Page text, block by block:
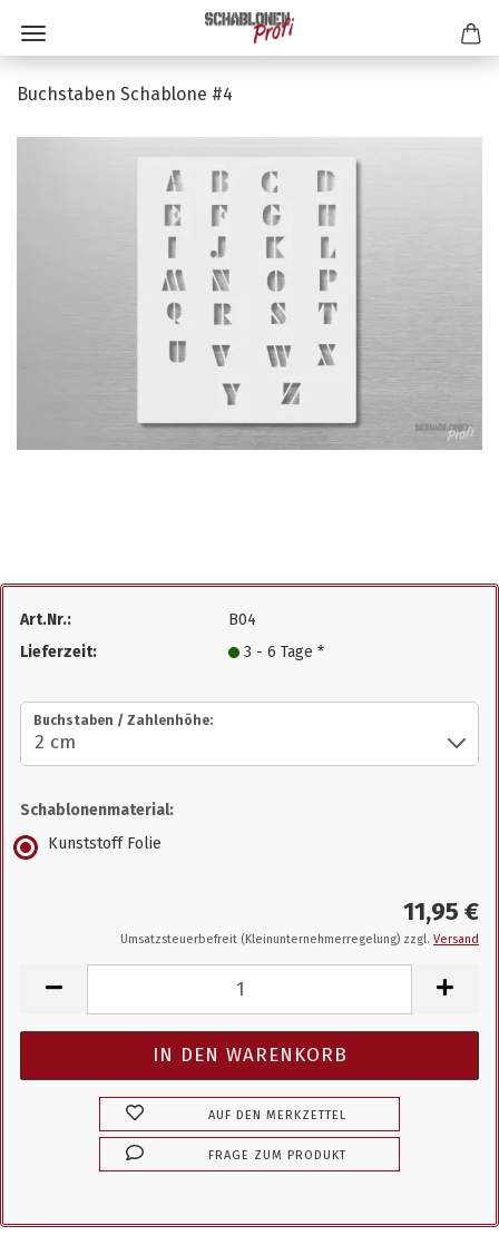
Buchstaben Schablone #4
Art.Nr.:
B04
Lieferzeit:
3 - 6 Tage *
Buchstaben / Zahlenhöhe:
Schablonenmaterial:
Kunststoff Folie
11,95 €
Umsatzsteuerbefreit (Kleinunternehmerregelung) zzgl. Versand
AUF DEN MERKZETTEL
FRAGE ZUM PRODUKT